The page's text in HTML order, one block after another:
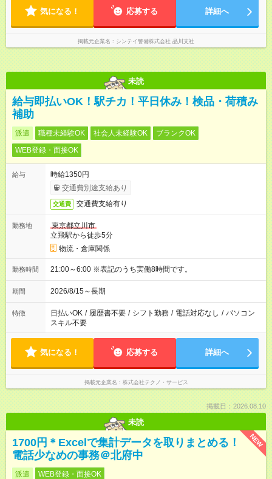
気になる！ 応募する 詳細へ
掲載元企業名 シンテイ警備株式会社 品川支社
未読
給与即払いOK！駅チカ！平日休み！検品・荷積み
補助
派遣 職種未経験OK 社会人未経験OK
ブランクOK
WEB登録・面接OK
給与
時給1350円
交通費別途支給あり
交通費 交通費支給有り
勤務地
東京都立川市
立飛駅から徒歩5分
物流・倉庫関係
勤務時間 21:00～6:00 ※表記のうち実働8時間です。
期間 2026/8/15～長期
特徴 日払いOK / 履歴書不要 / シフト勤務 / 電話対応なし / パソコン
スキル不要
気になる！ 応募する 詳細へ
掲載元企業名 株式会社テクノ・サービス
掲載日：2026.08.10
未読
NEW
1700円＊Excelで集計データを取りまとめる！
電話少なめの事務＠北府中
派遣 WEB登録・面接OK